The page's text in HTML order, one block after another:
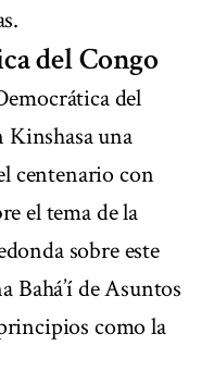
del Congo
del
una
centenario con
el tema de la
sobre este
Bahá’í de Asuntos
como la